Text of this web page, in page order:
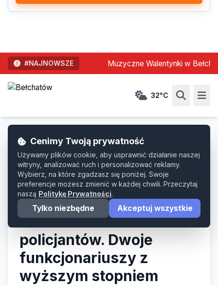
#NAJNOWSZE Muzyczne Walentynki w
32°C
Cenimy Twoją prywatność
Używamy plików cookie, aby usprawnić działanie naszej
witryny, analizować ruch i personalizować reklamy.
Wybierz, na które zgadzasz się poniżej. Swoje
preferencje możesz zmienić w każdej chwili. Przeczytaj
naszą Politykę Prywatności.
Tylko niezbędne Akceptuj wszystkie
Strona Główna Wiadomości
Na Sygnale
Dodano: 16.11.2025
Awans dla
bełchatowskich
policjantów. Dwoje
funkcjonariuszy z
wyższym stopniem